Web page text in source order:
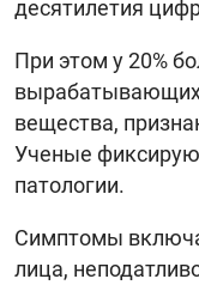
десятилетия
При этом у 20%
вещества,
Ученые
патологии.
Симптомы
лица,